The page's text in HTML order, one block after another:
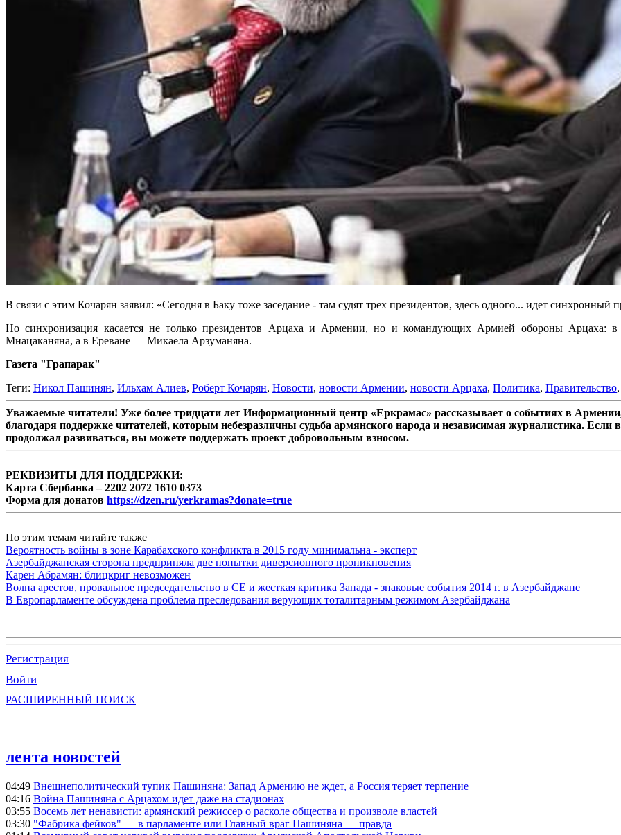
В связи с этим Кочарян заявил: «Сегодня в Баку тоже заседание - там судят трех президентов, здесь одного... идет синхронный
Но синхронизация касается не только президентов Арцаха и Армении, но и командующих Армией обороны Арцаха:
Мнацаканяна, а в Ереване — Микаела Арзуманяна.
Газета "Грапарак"
Теги: Никол Пашинян, Ильхам Алиев, Роберт Кочарян, Новости, новости Армении, новости Арцаха, Политика, Правительство
Уважаемые читатели! Уже более тридцати лет Информационный центр «Еркрамас» рассказывает о событиях в
благодаря поддержке читателей, которым небезразличны судьба армянского народа и независимая журналистика.
продолжал развиваться, вы можете поддержать проект добровольным взносом.
РЕКВИЗИТЫ ДЛЯ ПОДДЕРЖКИ:
Карта Сбербанка – 2202 2072 1610 0373
Форма для донатов https://dzen.ru/yerkramas?donate=true
По этим темам читайте также
Вероятность войны в зоне Карабахского конфликта в 2015 году минимальна - эксперт
Азербайджанская сторона предприняла две попытки диверсионного проникновения
Карен Абрамян: блицкриг невозможен
Волна арестов, провальное председательство в СЕ и жесткая критика Запада - знаковые события 2014 г. в Азербайджане
В Европарламенте обсуждена проблема преследования верующих тоталитарным режимом Азербайджана
Регистрация
Войти
РАСШИРЕННЫЙ ПОИСК
лента новостей
04:49 Внешнеполитический тупик Пашиняна: Запад Армению не ждет, а Россия теряет терпение
04:16 Война Пашиняна с Арцахом идет даже на стадионах
03:55 Восемь лет ненависти: армянский режиссер о расколе общества и произволе властей
03:30 "Фабрика фейков" — в парламенте или Главный враг Пашиняна — правда